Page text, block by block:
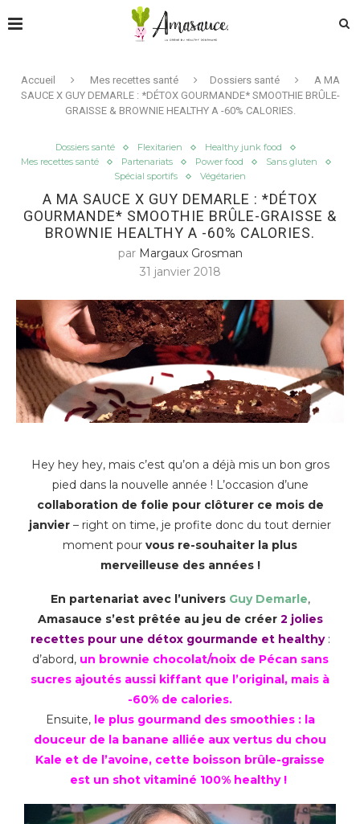
Accueil Mes recettes santé Dossiers santé
A MA
SAUCE X GUY DEMARLE : *DÉTOX GOURMANDE* SMOOTHIE BRÛLE-
GRAISSE & BROWNIE HEALTHY A -60% CALORIES.
Dossiers santé Flexitarien
Healthy junk food
Mes recettes santé
Partenariats Power food
Sans gluten
Spécial sportifs
Végétarien
A MA SAUCE X GUY DEMARLE : *DÉTOX
GOURMANDE* SMOOTHIE BRÛLE-GRAISSE &
BROWNIE HEALTHY A -60% CALORIES.
par Margaux Grosman
31 janvier 2018
Hey hey hey, mais c’est qu’on a déjà mis un bon gros
pied dans la nouvelle année ! L’occasion d’une
collaboration de folie pour clôturer ce mois de
janvier – right on time, je profite donc du tout dernier
moment pour vous re-souhaiter la plus
merveilleuse des années !
En partenariat avec l’univers Guy Demarle,
Amasauce s’est prêtée au jeu de créer 2 jolies
recettes pour une détox gourmande et healthy:
d’abord, un brownie chocolat/noix de Pécan sans
sucres ajoutés aussi kiffant que l’original, mais à
-60% de calories.
Ensuite, le plus gourmand des smoothies : la
douceur de la banane alliée aux vertus du chou
Kale et de l’avoine, cette boisson brûle-graisse
est un shot vitaminé 100% healthy !